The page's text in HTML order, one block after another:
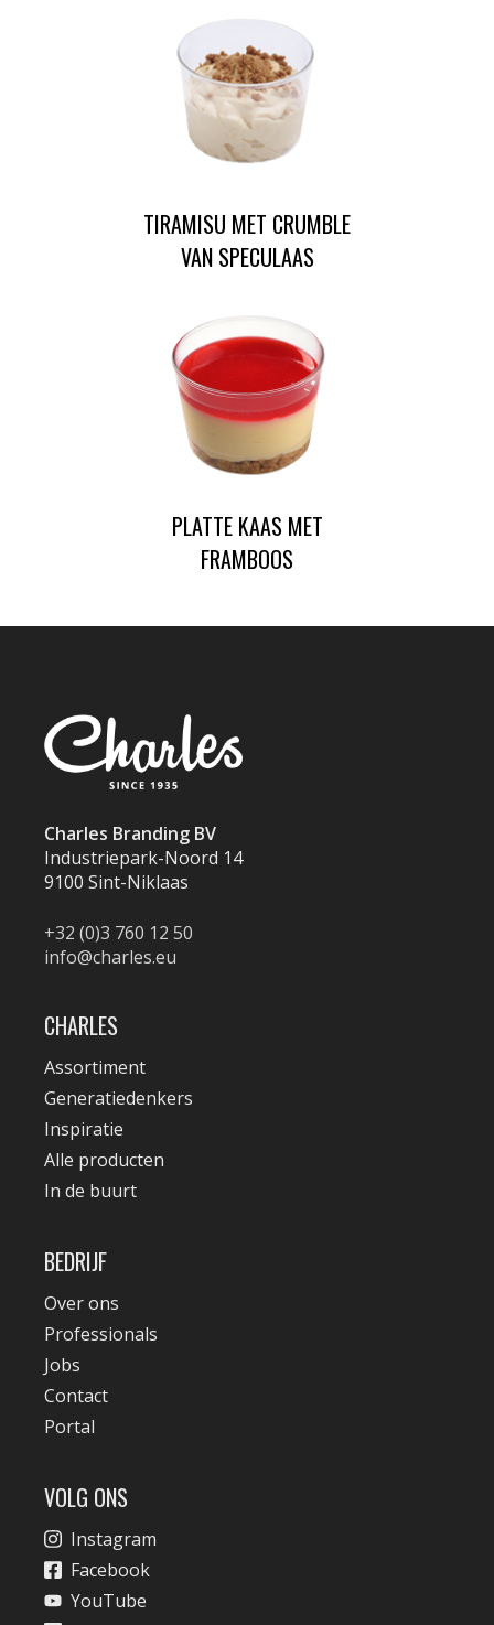
TIRAMISU MET CRUMBLE
VAN SPECULAAS
PLATTE KAAS MET
FRAMBOOS
Charles Branding BV
Industriepark-Noord 14
9100 Sint-Niklaas
+32 (0)3 760 12 50
info@charles.eu
CHARLES
Assortiment
Generatiedenkers
Inspiratie
Alle producten
In de buurt
BEDRIJF
Over ons
Professionals
Jobs
Contact
Portal
VOLG ONS
Instagram
Facebook
YouTube